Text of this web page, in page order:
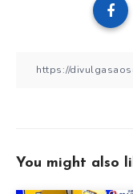
You might also